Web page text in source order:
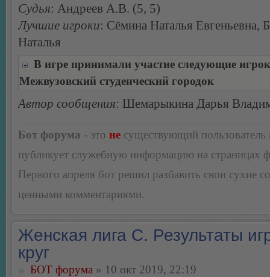
Судья: Андреев А.В. (5, 5)
Лучшие игроки: Сёмина Наталья Евгеньевна,
Наталья
В игре принимали участие следующие
Межвузовский студенческий городок
Автор сообщения: Шемарыкина Дарья
Бот форума - это не существующий пользователь
публикует служебную информацию на страницах
Первого апреля бот решил разбавить свои сухие
ценными комментариями.
Женская лига С. Результаты
круг
БОТ форума » 10 окт 2019, 22:19